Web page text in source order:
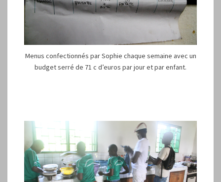
Menus confectionnés par Sophie chaque semaine avec un
budget serré de 71 c d’euros par jour et par enfant.